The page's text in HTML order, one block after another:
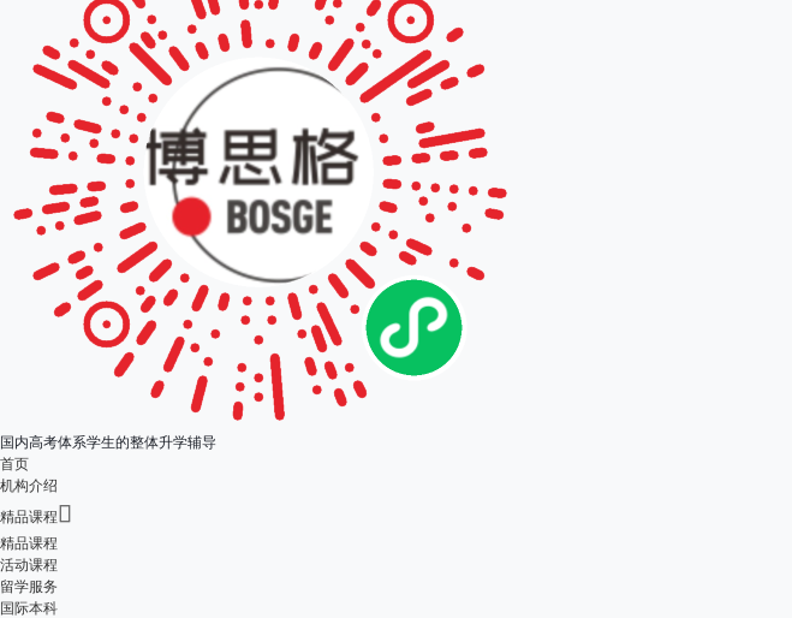
国内高考体系学生的整体升学辅导
首页
机构介绍
精品课程
精品课程
活动课程
留学服务
国际本科